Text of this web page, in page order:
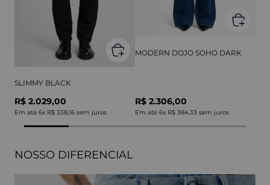
SLIMMY BLACK
R$ 2.029,00
Em até 6x R$ 338,16 sem juros
MODERN DOJO SOHO DARK
R$ 2.306,00
Em até 6x R$ 384,33 sem juros
NOSSO DIFERENCIAL